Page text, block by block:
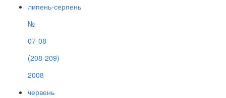
липень-серпень
№
07-08
(208-209)
2008
червень